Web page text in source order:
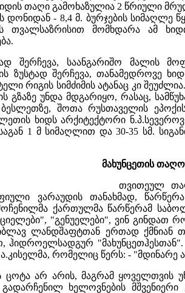
თაღი გამოხაზულია 2 წრიული
- 8,4 მ. ბურჯების სიმაღლე
თვალსაზრისით მომხდარა ამ
შერჩევა, საანგარიშო მალის
ზუსტად შერჩევა, თანამედროვე
რიგის სიმძიმის ატანაც კი
გზაზე უნდა მდგარიყო, რასაც,
შოთა რუსთაველის
ხიდს არქიტექტორი
1 მ სიმაღლით და 30-35 სმ.
მახუნცეთის
თვითეულ
ვარაუდის თანახმად, წარწერა
ქართულმა წარწერამ
"გენუელები", ვინ გინდათ
ლანდშაფტთან ერთად ქმნიან
ჰიდროელსადგურ
რომელიც წერს: -
ცოტა არ არის, მაგრამ
ხელოვნების